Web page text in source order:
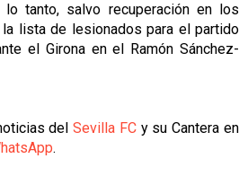
tanto, salvo recuperación en los
lista de lesionados para el partido
el Girona en el Ramón Sánchez-
delSevilla FCy su Cantera en
.